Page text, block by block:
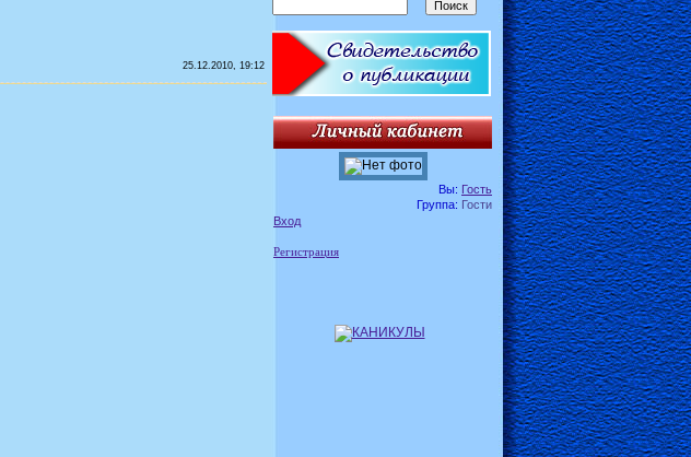
25.12.2010, 19:12
Вы: Гость
Группа: Гости
Вход
Регистрация